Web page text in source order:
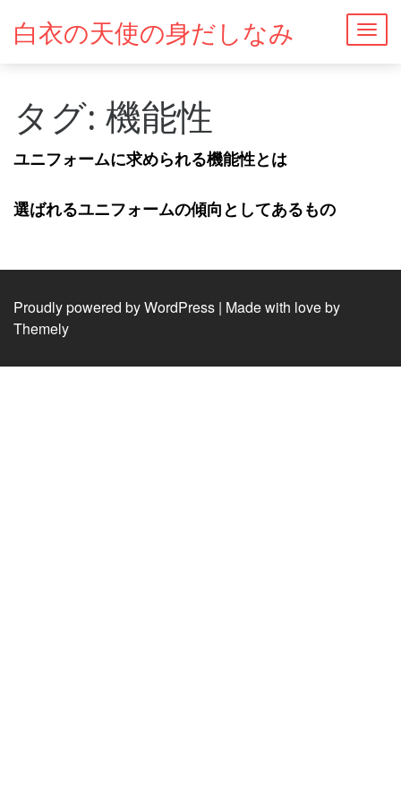
白衣の天使の身だしなみ
タグ: 機能性
ユニフォームに求められる機能性とは
選ばれるユニフォームの傾向としてあるもの
Proudly powered by WordPress | Made with love by
Themely